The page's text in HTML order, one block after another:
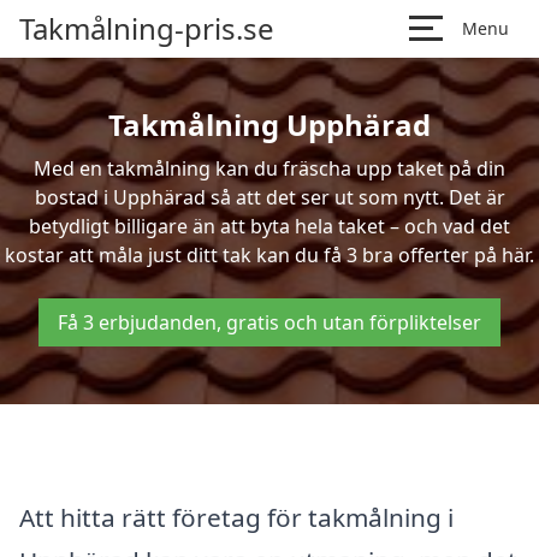
Takmålning-pris.se Menu
Takmålning Upphärad
Med en takmålning kan du fräscha upp taket på din
bostad i Upphärad så att det ser ut som nytt. Det är
betydligt billigare än att byta hela taket – och vad det
kostar att måla just ditt tak kan du få 3 bra offerter på här.
Få 3 erbjudanden, gratis och utan förpliktelser
Att hitta rätt företag för takmålning i